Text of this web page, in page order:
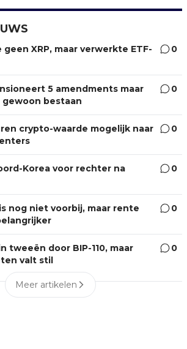
XRP, maar verwerkte ETF-
0
5 amendments maar
bestaan
0
crypto-waarde mogelijk naar
0
Korea voor rechter na
0
0
tweeën door BIP-110, maar
valt stil
0
Meer artikelen